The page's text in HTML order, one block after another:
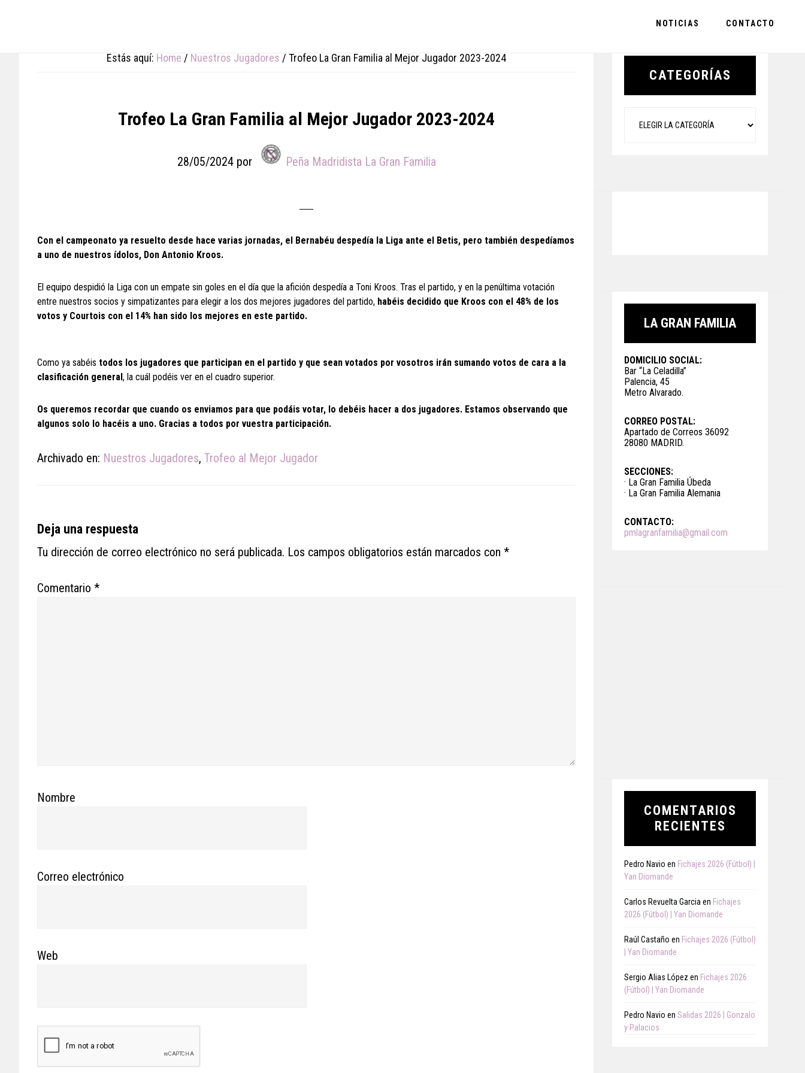
NOTICIAS CONTACTO
Estás aquí: Home / Nuestros Jugadores / Trofeo La Gran Familia al Mejor Jugador 2023-2024
Trofeo La Gran Familia al Mejor Jugador 2023-2024
28/05/2024por Peña Madridista La Gran Familia
Con el campeonato ya resuelto desde hace varias jornadas, el Bernabéu despedía la Liga ante el Betis, pero también despedíamos
a uno de nuestros ídolos, Don Antonio Kroos.
El equipo despidió la Liga con un empate sin goles en el día que la afición despedía a Toni Kroos. Tras el partido, y en la penúltima votación
entre nuestros socios y simpatizantes para elegir a los dos mejores jugadores del partido, habéis decidido que Kroos con el 48% de los
votos y Courtois con el 14% han sido los mejores en este partido.
Como ya sabéis todos los jugadores que participan en el partido y que sean votados por vosotros irán sumando votos de cara a la
clasificación general, la cuál podéis ver en el cuadro superior.
Os queremos recordar que cuando os enviamos para que podáis votar, lo debéis hacer a dos jugadores. Estamos observando que
algunos solo lo hacéis a uno. Gracias a todos por vuestra participación.
Archivado en: Nuestros Jugadores, Trofeo al Mejor Jugador
Reader
Interactions
Deja una respuesta
Tu dirección de correo electrónico no será publicada. Los campos obligatorios están marcados con *
Comentario *
Nombre
Correo electrónico
Web
Primary
CATEGORÍAS
LA GRAN FAMILIA
DOMICILIO SOCIAL:
Bar “La Celadilla”
Palencia, 45
Metro Alvarado.
CORREO POSTAL:
Apartado de Correos 36092
28080 MADRID.
SECCIONES:
· La Gran Familia Úbeda
· La Gran Familia Alemania
CONTACTO:
pmlagranfamilia@gmail.com
COMENTARIOS
RECIENTES
Pedro Navio en Fichajes 2026 (Fútbol) |
Yan Diomande
Carlos Revuelta Garcia en Fichajes
2026 (Fútbol) | Yan Diomande
Raúl Castaño en Fichajes 2026 (Fútbol)
| Yan Diomande
Sergio Alias López en Fichajes 2026
(Fútbol) | Yan Diomande
Pedro Navio en Salidas 2026 | Gonzalo
y Palacios